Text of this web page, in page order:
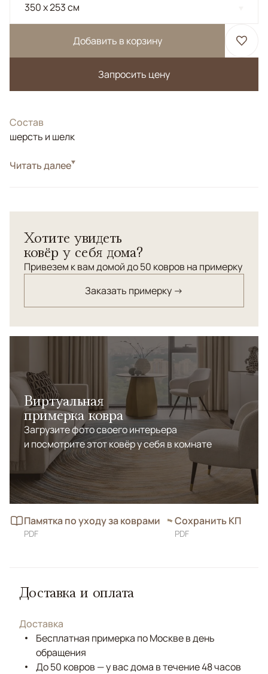
350 x 253 см
Добавить в корзину
Запросить цену
Состав
шерсть и шелк
СтильДизайнерские
Варанаси.<br>Весь орнамент выполнен из шелка, а
Высокая плотность
Читать далее
Хотите увидеть
ковёр у себя дома?
Привезем к вам домой до 50 ковров на примерку
Заказать примерку →
Виртуальная
примерка ковра
Загрузите фото своего интерьера
и посмотрите этот ковёр у себя в комнате
Памятка по уходу за коврами
PDF
Сохранить КП
PDF
Доставка и оплата
Доставка
Бесплатная примерка по Москве в день
обращения
До 50 ковров — у вас дома в течение 48 часов